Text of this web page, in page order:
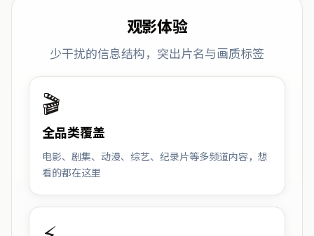
观影体验
少干扰的信息结构，突出片名与画质标签
🎬
全品类覆盖
电影、剧集、动漫、综艺、纪录片等多频道内容，想
看的都在这里